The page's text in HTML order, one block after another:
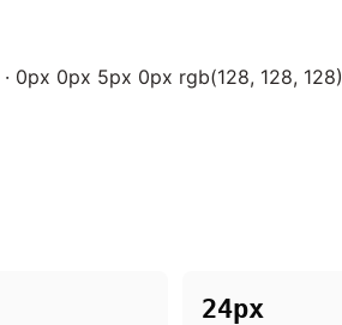
0px 0px 5px 0px rgb(128, 128, 128)
24px